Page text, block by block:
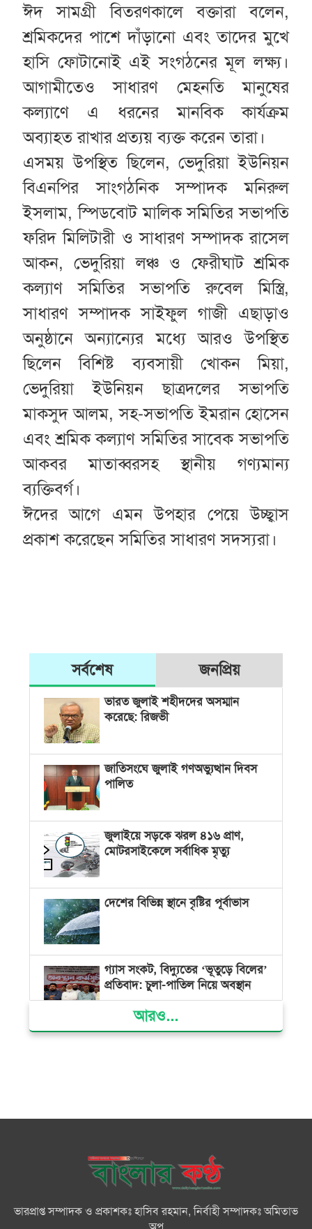
ঈদ সামগ্রী বিতরণকালে বক্তারা বলেন,
শ্রমিকদের পাশে দাঁড়ানো এবং তাদের মুখে
হাসি ফোটানোই এই সংগঠনের মূল লক্ষ্য।
আগামীতেও সাধারণ মেহনতি মানুষের
কল্যাণে এ ধরনের মানবিক কার্যক্রম
অব্যাহত রাখার প্রত্যয় ব্যক্ত করেন তারা।
এসময় উপস্থিত ছিলেন, ভেদুরিয়া ইউনিয়ন
বিএনপির সাংগঠনিক সম্পাদক মনিরুল
ইসলাম, স্পিডবোট মালিক সমিতির সভাপতি
ফরিদ মিলিটারী ও সাধারণ সম্পাদক রাসেল
আকন, ভেদুরিয়া লঞ্চ ও ফেরীঘাট শ্রমিক
কল্যাণ সমিতির সভাপতি রুবেল মিস্ত্রি,
সাধারণ সম্পাদক সাইফুল গাজী এছাড়াও
অনুষ্ঠানে অন্যান্যের মধ্যে আরও উপস্থিত
ছিলেন বিশিষ্ট ব্যবসায়ী খোকন মিয়া,
ভেদুরিয়া ইউনিয়ন ছাত্রদলের সভাপতি
মাকসুদ আলম, সহ-সভাপতি ইমরান হোসেন
এবং শ্রমিক কল্যাণ সমিতির সাবেক সভাপতি
আকবর মাতাব্বরসহ স্থানীয় গণ্যমান্য
ব্যক্তিবর্গ।
ঈদের আগে এমন উপহার পেয়ে উচ্ছ্বাস
প্রকাশ করেছেন সমিতির সাধারণ সদস্যরা।
সর্বশেষ জনপ্রিয়
ভারত জুলাই শহীদদের অসম্মান
করেছে: রিজভী
জাতিসংঘে জুলাই গণঅভ্যুত্থান দিবস
পালিত
জুলাইয়ে সড়কে ঝরল ৪১৬ প্রাণ,
মোটরসাইকেলে সর্বাধিক মৃত্যু
দেশের বিভিন্ন স্থানে বৃষ্টির পূর্বাভাস
গ্যাস সংকট, বিদ্যুতের ‘ভূতুড়ে বিলের’
প্রতিবাদ: চুলা-পাতিল নিয়ে অবস্থান
ক্ষমতার কেন্দ্র গণভবন থেকে রক্তাক্ত
ভোলায় ১১ দলীয় জোটের বিক্ষোভ
সমাবেশ ও গণমিছিল
বোরহানউদ্দিনে কিশোরীকে সংঘবদ্ধ
আরও...
ভারপ্রাপ্ত সম্পাদক ও প্রকাশকঃ হাসিব রহমান, নির্বাহী সম্পাদকঃ অমিতাভ